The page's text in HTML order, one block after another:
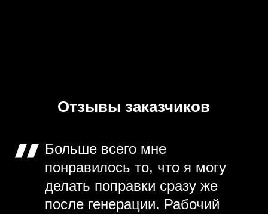
Отзывы заказчиков
Больше всего мне
понравилось то, что я могу
делать поправки сразу же
после генерации. Рабочий